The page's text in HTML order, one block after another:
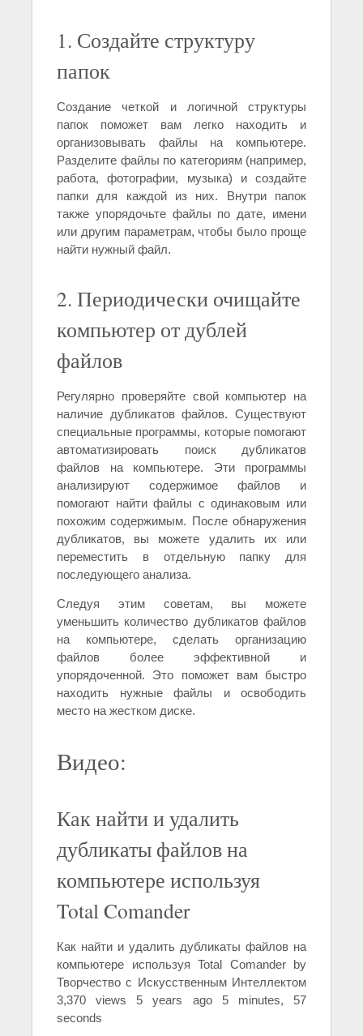
1. Создайте структуру
папок
Создание четкой и логичной структуры
папок поможет вам легко находить и
организовывать файлы на компьютере.
Разделите файлы по категориям (например,
работа, фотографии, музыка) и создайте
папки для каждой из них. Внутри папок
также упорядочьте файлы по дате, имени
или другим параметрам, чтобы было проще
найти нужный файл.
2. Периодически очищайте
компьютер от дублей
файлов
Регулярно проверяйте свой компьютер на
наличие дубликатов файлов. Существуют
специальные программы, которые помогают
автоматизировать поиск дубликатов
файлов на компьютере. Эти программы
анализируют содержимое файлов и
помогают найти файлы с одинаковым или
похожим содержимым. После обнаружения
дубликатов, вы можете удалить их или
переместить в отдельную папку для
последующего анализа.
Следуя этим советам, вы можете
уменьшить количество дубликатов файлов
на компьютере, сделать организацию
файлов более эффективной и
упорядоченной. Это поможет вам быстро
находить нужные файлы и освободить
место на жестком диске.
Видео:
Как найти и удалить
дубликаты файлов на
компьютере используя
Total Comander
Как найти и удалить дубликаты файлов на
компьютере используя Total Comander by
Творчество с Искусственным Интеллектом
3,370 views 5 years ago 5 minutes, 57
seconds